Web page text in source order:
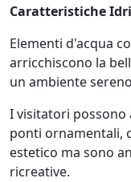
Caratteristiche
Elementi d'acqua
arricchiscono la
un ambiente
I visitatori possono
ponti ornamentali,
estetico ma sono
ricreative.